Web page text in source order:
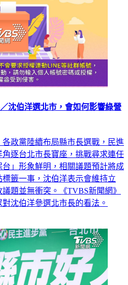
沈伯洋選北市，會如何影響綠營
各政黨陸續布局縣市長選戰，民進
逐台北市長寶座，挑戰尋求連任
」形象鮮明，相關議題預計將成
籤一事，沈伯洋表示會維持立
題並無衝突。《TVBS新聞網》